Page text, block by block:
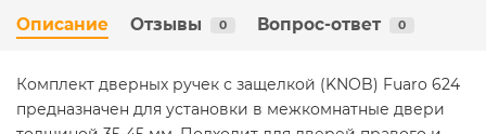
Описание Отзывы 0 Вопрос-ответ 0
Комплект дверных ручек с защелкой (KNOB) Fuaro 624
предназначен для установки в межкомнатные двери